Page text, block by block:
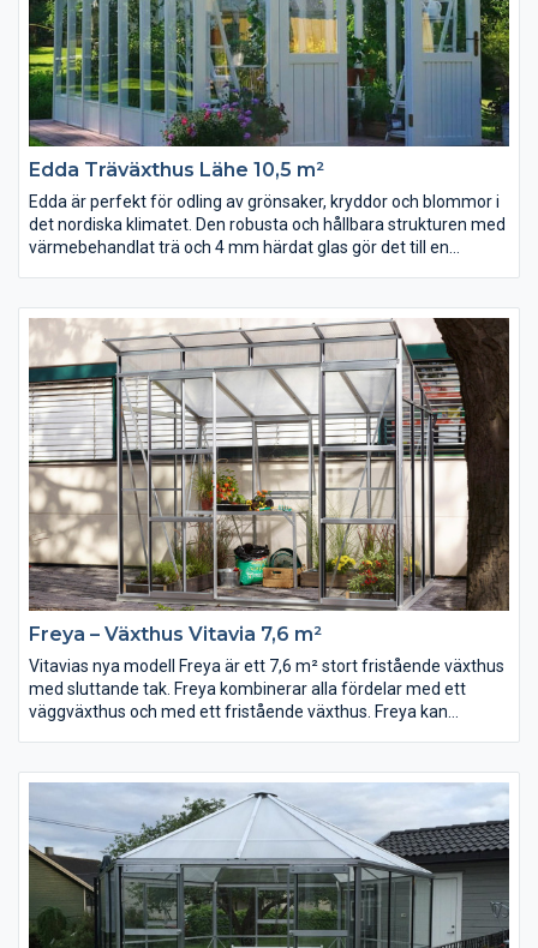
Edda Träväxthus Lähe 10,5 m²
Edda är perfekt för odling av grönsaker, kryddor och blommor i
det nordiska klimatet. Den robusta och hållbara strukturen med
värmebehandlat trä och 4 mm härdat glas gör det till en
Edda är ett högkvalitativt växthus från Lähe tillverkat av
värmebehandlat trä och 4 mm härdat glas. Värmebehandlat trä
är 100% naturligt och vid dess beredning används inte kemiska
medel. Värmebehandlat trä är väldigt slitstarkt och stabilt och
man behöver inte oroa sig för storleksförändringar eller
förruttnelse och dess förväntade livslängd är över 50 år.
Freya – Växthus Vitavia 7,6 m²
Vitavias nya modell Freya är ett 7,6 m² stort fristående växthus
med sluttande tak. Freya kombinerar alla fördelar med ett
väggväxthus och med ett fristående växthus. Freya kan
växter och odlare.
I fronten är det en dubbel skjutdörr som ger lätt tillgänglighet till
växthuset. Växthuset ventileras med 2 topphängda sidofönster
samt jalusifönster ovanför dörrarna.